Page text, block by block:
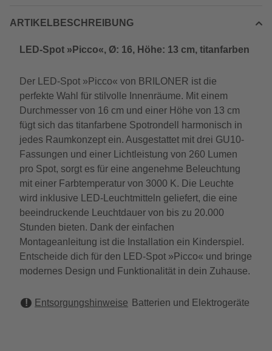
ARTIKELBESCHREIBUNG
LED-Spot »Picco«, Ø: 16, Höhe: 13 cm, titanfarben
Der LED-Spot »Picco« von BRILONER ist die
perfekte Wahl für stilvolle Innenräume. Mit einem
Durchmesser von 16 cm und einer Höhe von 13 cm
fügt sich das titanfarbene Spotrondell harmonisch in
jedes Raumkonzept ein. Ausgestattet mit drei GU10-
Fassungen und einer Lichtleistung von 260 Lumen
pro Spot, sorgt es für eine angenehme Beleuchtung
mit einer Farbtemperatur von 3000 K. Die Leuchte
wird inklusive LED-Leuchtmitteln geliefert, die eine
beeindruckende Leuchtdauer von bis zu 20.000
Stunden bieten. Dank der einfachen
Montageanleitung ist die Installation ein Kinderspiel.
Entscheide dich für den LED-Spot »Picco« und bringe
modernes Design und Funktionalität in dein Zuhause.
Entsorgungshinweise Batterien und Elektrogeräte